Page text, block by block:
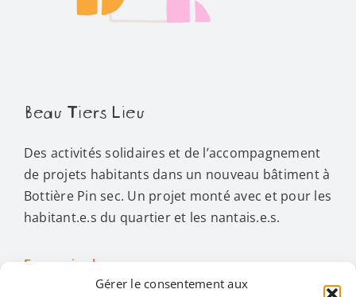
Gérer le consentement aux
Beau Tiers Lieu
Des activités solidaires et de l’accompagnement
de projets habitants dans un nouveau bâtiment à
Bottière Pin sec. Un projet monté avec et pour les
habitant.e.s du quartier et les nantais.e.s.
En savoir plus…